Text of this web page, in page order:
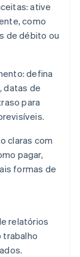
ative
como
de débito ou
defina
datas de
para
claras com
pagar,
formas de
relatórios
trabalho